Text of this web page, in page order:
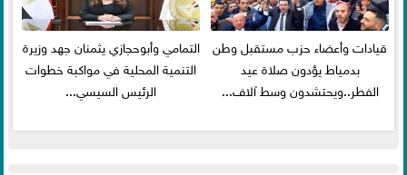
قيادات وأعضاء حزب مستقبل وطن
بدمياط يؤدون صلاة عيد
الفطر..ويحتشدون وسط آلاف...
التمامي وأبوحجازي يثمنان جهد وزيرة
التنمية المحلية في مواكبة خطوات
الرئيس السيسي...